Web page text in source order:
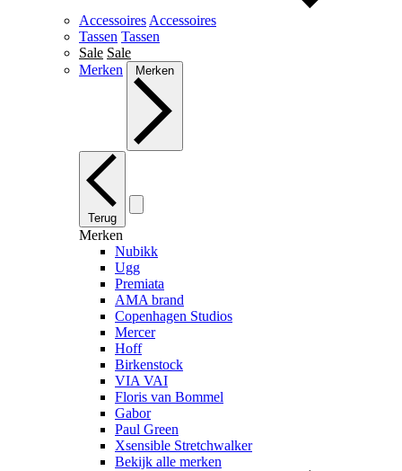
Accessoires Accessoires
Tassen Tassen
Sale Sale
Merken
Merken
Terug
Merken
Nubikk
Ugg
Premiata
AMA brand
Copenhagen Studios
Mercer
Hoff
Birkenstock
VIA VAI
Floris van Bommel
Gabor
Paul Green
Xsensible Stretchwalker
Bekijk alle merken